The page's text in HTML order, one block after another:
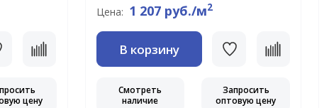
цену
Цена: 1 207 руб./м2
В корзину
Смотреть
наличие
Запросить
оптовую цену